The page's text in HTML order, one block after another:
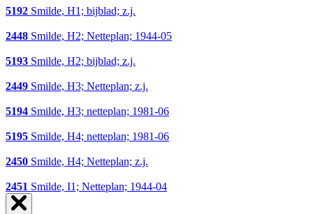
5192 Smilde, H1; bijblad; z.j.
2448 Smilde, H2; Netteplan; 1944-05
5193 Smilde, H2; bijblad; z.j.
2449 Smilde, H3; Netteplan; z.j.
5194 Smilde, H3; netteplan; 1981-06
5195 Smilde, H4; netteplan; 1981-06
2450 Smilde, H4; Netteplan; z.j.
2451 Smilde, I1; Netteplan; 1944-04